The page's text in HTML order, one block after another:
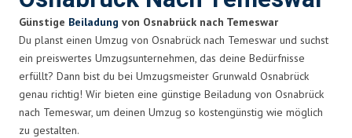
Günstige Beiladung von Osnabrück nach Temeswar
Du planst einen Umzug von Osnabrück nach Temeswar und suchst
ein preiswertes Umzugsunternehmen, das deine Bedürfnisse
erfüllt? Dann bist du bei Umzugsmeister Grunwald Osnabrück
genau richtig! Wir bieten eine günstige Beiladung von Osnabrück
nach Temeswar, um deinen Umzug so kostengünstig wie möglich
zu gestalten.